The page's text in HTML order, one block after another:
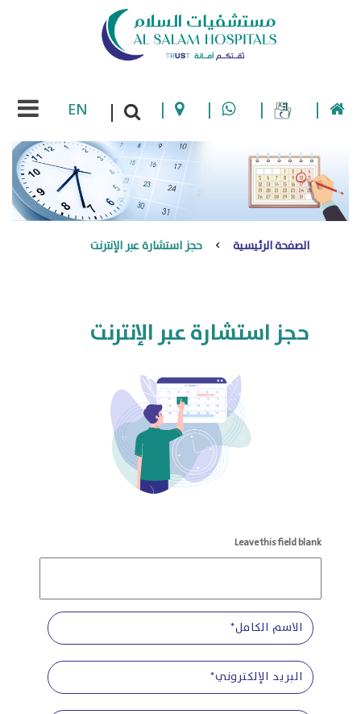
|
|
|
|
|
EN
الصفحة الرئيسية حجز استشارة عبر الإنترنت
حجز استشارة عبر الإنترنت
Leave this field blank